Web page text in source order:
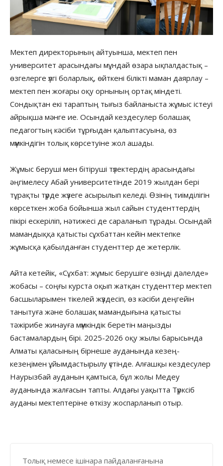
Мектеп директорының айтуынша, мектеп пен
университет арасындағы мұндай өзара ықпалдастық –
өзгелерге үлгі боларлық, өйткені білікті маман даярлау –
мектеп пен жоғары оқу орнының ортақ міндеті.
Сондықтан екі тараптың тығыз байланыста жұмыс істеуі
айрықша мәнге ие. Осындай кездесулер болашақ
педагогтың кәсіби тұрғыдан қалыптасуына, өз
мүмкіндігін толық көрсетуіне жол ашады.
Жұмыс беруші мен бітіруші түлектердің арасындағы
әңгімелесу Абай университетінде 2019 жылдан бері
тұрақты түрде жүзеге асырылып келеді. Өзінің тиімділігін
көрсеткен жоба бойынша жыл сайын студенттердің
пікірі ескеріліп, нәтижесі де сараланып тұрады. Осындай
мамандыққа қатысты сұхбаттан кейін мектепке
жұмысқа қабылданған студенттер де жетерлік.
Айта кетейік, «Сұхбат: жұмыс берушіге өзіңді дәлелде»
жобасы – соңғы курста оқып жатқан студенттер мектеп
басшыларымен тікелей жүздесіп, өз кәсіби деңгейін
танытуға және болашақ мамандығына қатысты
тәжірибе жинауға мүмкіндік беретін маңызды
бастамалардың бірі. 2025-2026 оқу жылы барысында
Алматы қаласының бірнеше ауданында кезең-
кезеңімен ұйымдастырылу үстінде. Алғашқы кездесулер
Наурызбай ауданын қамтыса, бұл жолы Медеу
ауданында жалғасын тапты. Алдағы уақытта Түрксіб
ауданы мектептеріне өткізу жоспарланып отыр.
Толық немесе ішінара пайдаланғанына